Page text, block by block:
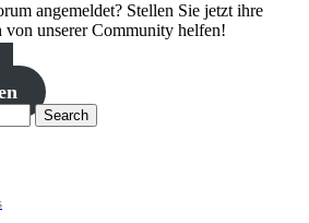
angemeldet? Stellen Sie jetzt ihre
von unserer Community helfen!
Search